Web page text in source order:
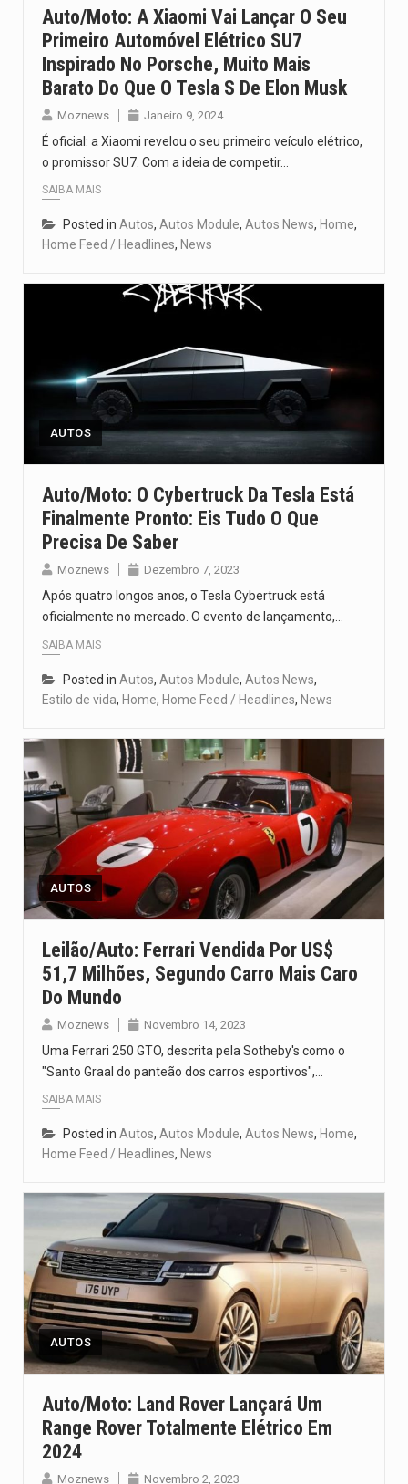
Auto/Moto: A Xiaomi Vai Lançar O Seu
Primeiro Automóvel Elétrico SU7
Inspirado No Porsche, Muito Mais
Barato Do Que O Tesla S De Elon Musk
Moznews Janeiro 9, 2024
É oficial: a Xiaomi revelou o seu primeiro veículo elétrico,
o promissor SU7. Com a ideia de competir…
SAIBA MAIS
Posted in Autos, Autos Module, Autos News, Home,
Home Feed / Headlines, News
AUTOS
Auto/moto: O Cybertruck Da Tesla Está
Finalmente Pronto: Eis Tudo O Que
Precisa De Saber
Moznews Dezembro 7, 2023
Após quatro longos anos, o Tesla Cybertruck está
oficialmente no mercado. O evento de lançamento,…
SAIBA MAIS
Posted in Autos, Autos Module, Autos News,
Estilo de vida, Home, Home Feed / Headlines, News
AUTOS
Leilão/Auto: Ferrari Vendida Por US$
51,7 Milhões, Segundo Carro Mais Caro
Do Mundo
Moznews Novembro 14, 2023
Uma Ferrari 250 GTO, descrita pela Sotheby's como o
"Santo Graal do panteão dos carros esportivos",…
SAIBA MAIS
Posted in Autos, Autos Module, Autos News, Home,
Home Feed / Headlines, News
AUTOS
Auto/Moto: Land Rover Lançará Um
Range Rover Totalmente Elétrico Em
2024
Moznews Novembro 2, 2023